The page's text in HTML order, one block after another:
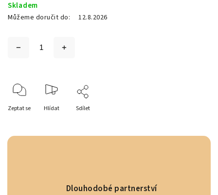
Skladem
Můžeme doručit do: 12.8.2026
Zeptat se Hlídat Sdílet
Dlouhodobé partnerství